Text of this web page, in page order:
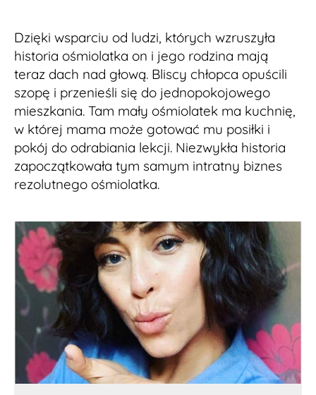
Dzięki wsparciu od ludzi, których wzruszyła
historia ośmiolatka on i jego rodzina mają
teraz dach nad głową. Bliscy chłopca opuścili
szopę i przenieśli się do jednopokojowego
mieszkania. Tam mały ośmiolatek ma kuchnię,
w której mama może gotować mu posiłki i
pokój do odrabiania lekcji. Niezwykła historia
zapoczątkowała tym samym intratny biznes
rezolutnego ośmiolatka.